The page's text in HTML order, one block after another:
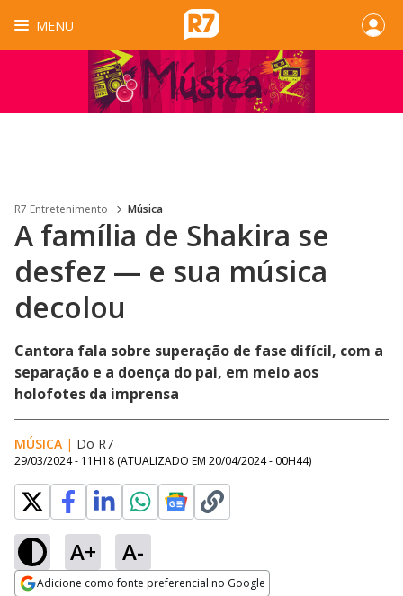
MENU
R7 Entretenimento Música
A família de Shakira se
desfez — e sua música
decolou
Cantora fala sobre superação de fase difícil, com a
separação e a doença do pai, em meio aos
holofotes da imprensa
MÚSICA | Do R7
29/03/2024 - 11H18 (ATUALIZADO EM 20/04/2024 - 00H44)
A+ A-
Adicione como fonte preferencial no Google